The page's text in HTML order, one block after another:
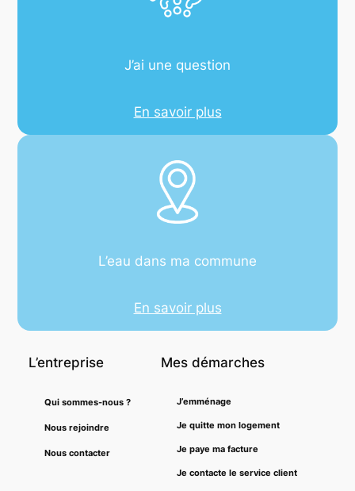
J’ai une question
En savoir plus
L’eau dans ma commune
En savoir plus
L’entreprise
Qui sommes-nous ?
Nous rejoindre
Nous contacter
Mes démarches
J’emménage
Je quitte mon logement
Je paye ma facture
Je contacte le service client